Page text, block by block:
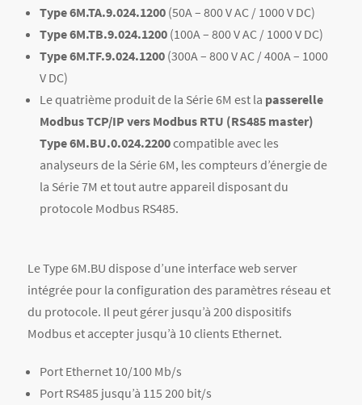
Type 6M.TA.9.024.1200 (50A – 800 V AC / 1000 V DC)
Type 6M.TB.9.024.1200 (100A – 800 V AC / 1000 V DC)
Type 6M.TF.9.024.1200 (300A – 800 V AC / 400A – 1000
V DC)
Le quatrième produit de la Série 6M est la passerelle
Modbus TCP/IP vers Modbus RTU (RS485 master)
Type 6M.BU.0.024.2200compatible avec les
analyseurs de la Série 6M, les compteurs d’énergie de
la Série 7M et tout autre appareil disposant du
protocole Modbus RS485.
Le Type 6M.BU dispose d’une interface web server
intégrée pour la configuration des paramètres réseau et
du protocole. Il peut gérer jusqu’à 200 dispositifs
Modbus et accepter jusqu’à 10 clients Ethernet.
Port Ethernet 10/100 Mb/s
Port RS485 jusqu’à 115 200 bit/s